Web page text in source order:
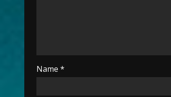
Name *